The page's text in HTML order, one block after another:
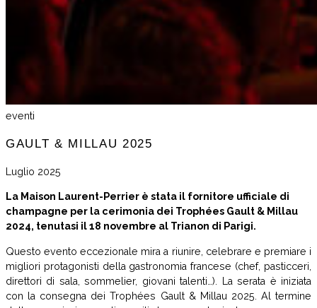
eventi
GAULT & MILLAU 2025
Luglio 2025
La Maison Laurent-Perrier è stata il fornitore ufficiale di
champagne per la cerimonia dei Trophées Gault & Millau
2024, tenutasi il 18 novembre al Trianon di Parigi.
Questo evento eccezionale mira a riunire, celebrare e premiare i
migliori protagonisti della gastronomia francese (chef, pasticceri,
direttori di sala, sommelier, giovani talenti…). La serata è iniziata
con la consegna dei Trophées Gault & Millau 2025. Al termine